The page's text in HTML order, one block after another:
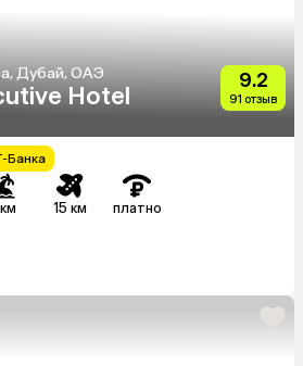
Дубай, ОАЭ
Hotel
9.2
91 отзыв
Банка
15 км платно